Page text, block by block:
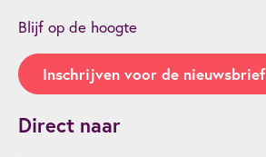
Blijf op de hoogte
Inschrijven voor de nieuwsbrief
Direct naar